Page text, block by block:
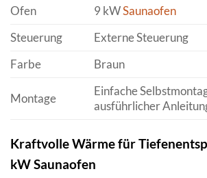
Ofen
9 kWSaunaofen
Steuerung
Externe Steuerung
Farbe
Braun
Montage
Einfache
ausführlicher
Kraftvolle Wärme für
kW Saunaofen